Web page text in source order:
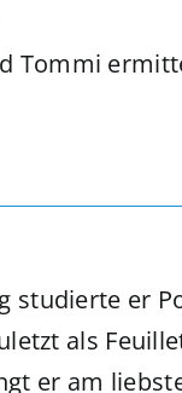
und Tommi
studierte er
als
er am